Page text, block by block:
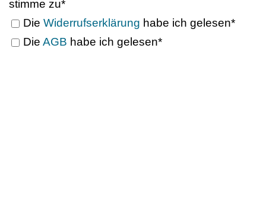
stimme zu*
Die Widerrufserklärung habe ich gelesen*
Die AGB habe ich gelesen*